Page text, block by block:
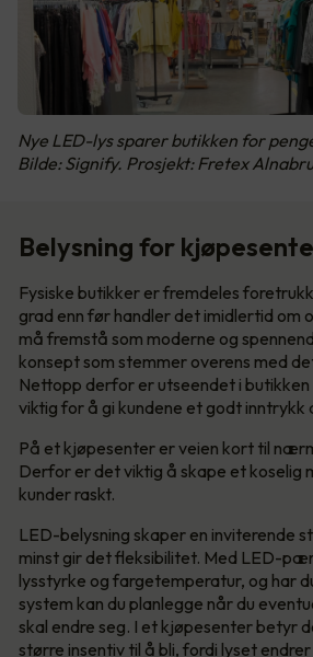
Nye LED-lys sparer butikken for
Bilde: Signify. Prosjekt: Fretex Alnabru
Belysning for
Fysiske butikker er fremdeles
grad enn før handler det imidlertid om
må fremstå som moderne og
konsept som stemmer overens med
Nettopp derfor er utseendet i butikken
viktig for å gi kundene et godt inntrykk
På et kjøpesenter er veien kort til
Derfor er det viktig å skape et koselig
kunder raskt.
LED-belysning skaper en inviterende
minst gir det fleksibilitet. Med LED-
lysstyrke og fargetemperatur, og har
system kan du planlegge når du
skal endre seg. I et kjøpesenter betyr
større insentiv til å bli, fordi lyset